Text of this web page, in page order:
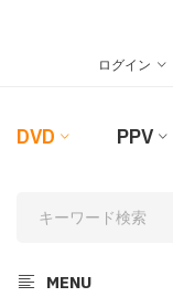
ログイン
DVD PPV
MENU